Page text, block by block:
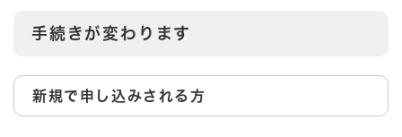
手続きが変わります
新規で申し込みされる方